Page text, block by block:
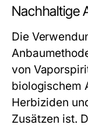
Nachhaltige
Die
von
biologischem
Herbiziden
Zusätzen ist.